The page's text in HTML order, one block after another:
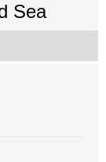
Sea